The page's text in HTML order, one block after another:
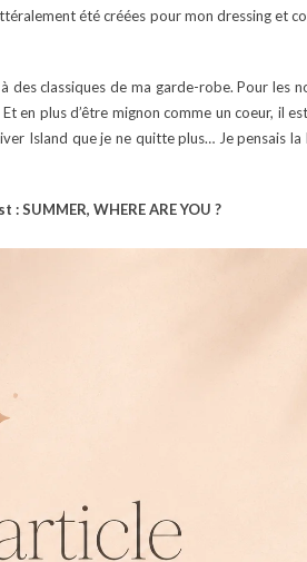
été créées pour mon dressing et
classiques de ma garde-robe. Pour les
Et en plus d’être mignon comme un coeur, il
Island que je ne quitte plus… Je pensais
SUMMER, WHERE ARE YOU ?